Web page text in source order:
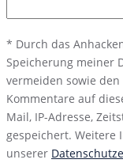
* Durch das
Speicherung meiner
vermeiden sowie
Kommentare auf
Mail, IP-Adresse,
gespeichert. Weitere
unserer